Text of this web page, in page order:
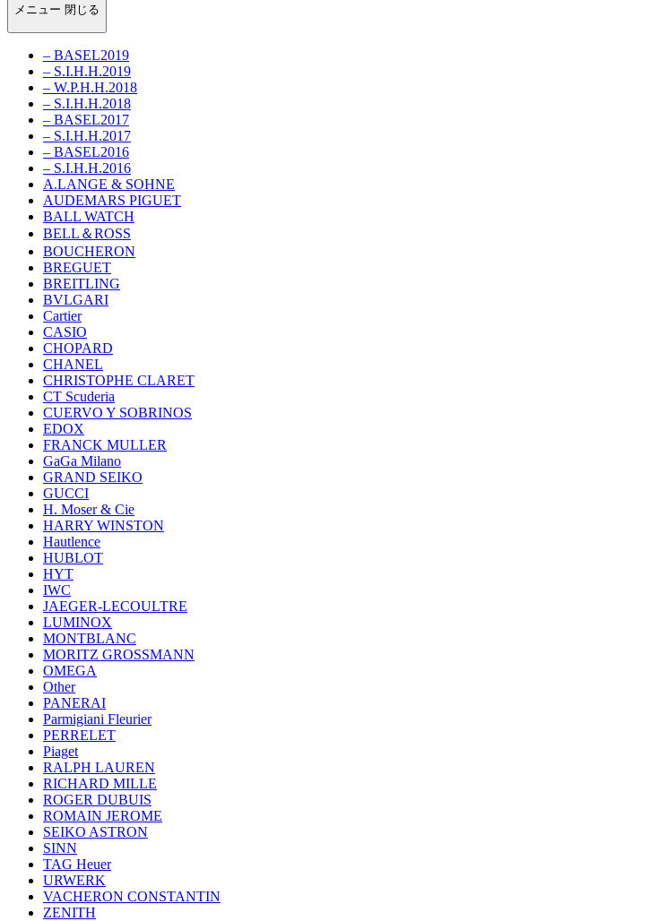
メニュー 閉じる
– BASEL2019
– S.I.H.H.2019
– W.P.H.H.2018
– S.I.H.H.2018
– BASEL2017
– S.I.H.H.2017
– BASEL2016
– S.I.H.H.2016
A.LANGE & SOHNE
AUDEMARS PIGUET
BALL WATCH
BELL＆ROSS
BOUCHERON
BREGUET
BREITLING
BVLGARI
Cartier
CASIO
CHOPARD
CHANEL
CHRISTOPHE CLARET
CT Scuderia
CUERVO Y SOBRINOS
EDOX
FRANCK MULLER
GaGa Milano
GRAND SEIKO
GUCCI
H. Moser & Cie
HARRY WINSTON
Hautlence
HUBLOT
HYT
IWC
JAEGER-LECOULTRE
LUMINOX
MONTBLANC
MORITZ GROSSMANN
OMEGA
Other
PANERAI
Parmigiani Fleurier
PERRELET
Piaget
RALPH LAUREN
RICHARD MILLE
ROGER DUBUIS
ROMAIN JEROME
SEIKO ASTRON
SINN
TAG Heuer
URWERK
VACHERON CONSTANTIN
ZENITH